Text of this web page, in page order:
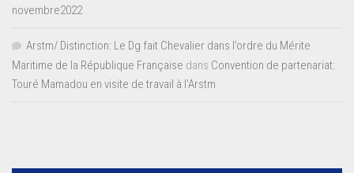
novembre2022
Arstm/ Distinction: Le Dg fait Chevalier dans l’ordre du Mérite
Maritime de la République Française dans Convention de partenariat:
Touré Mamadou en visite de travail à l’Arstm